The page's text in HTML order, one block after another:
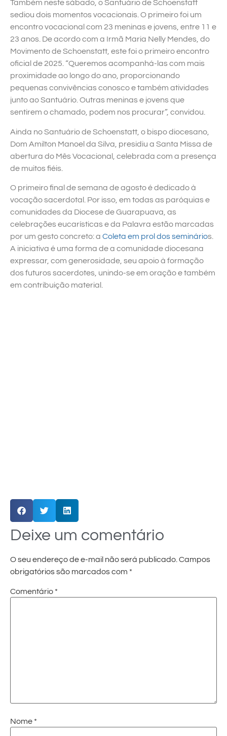
Também neste sábado, o Santuário de Schoenstatt
sediou dois momentos vocacionais. O primeiro foi um
encontro vocacional com 23 meninas e jovens, entre 11 e
23 anos. De acordo com a Irmã Maria Nelly Mendes, do
Movimento de Schoenstatt, este foi o primeiro encontro
oficial de 2025. “Queremos acompanhá-las com mais
proximidade ao longo do ano, proporcionando
pequenas convivências conosco e também atividades
junto ao Santuário. Outras meninas e jovens que
sentirem o chamado, podem nos procurar”, convidou.
Ainda no Santuário de Schoenstatt, o bispo diocesano,
Dom Amilton Manoel da Silva, presidiu a Santa Missa de
abertura do Mês Vocacional, celebrada com a presença
de muitos fiéis.
O primeiro final de semana de agosto é dedicado à
vocação sacerdotal. Por isso, em todas as paróquias e
comunidades da Diocese de Guarapuava, as
celebrações eucarísticas e da Palavra estão marcadas
por um gesto concreto: a Coleta em prol dos seminários.
A iniciativa é uma forma de a comunidade diocesana
expressar, com generosidade, seu apoio à formação
dos futuros sacerdotes, unindo-se em oração e também
em contribuição material.
Deixe um comentário
O seu endereço de e-mail não será publicado. Campos
obrigatórios são marcados com *
Comentário *
Nome *